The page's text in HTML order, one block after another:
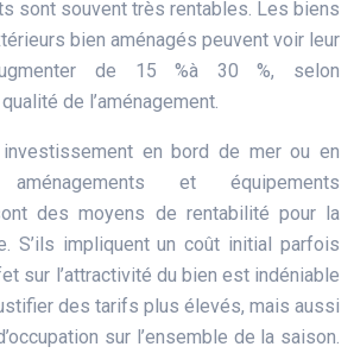
sont souvent très rentables. Les biens
bien aménagés peuvent voir leur
de 15 %à 30 %, selon
de l’aménagement.
investissement en bord de mer ou en
et équipements
des moyens de rentabilité pour la
S’ils impliquent un coût initial parfois
sur l’attractivité du bien est indéniable
des tarifs plus élevés, mais aussi
sur l’ensemble de la saison.